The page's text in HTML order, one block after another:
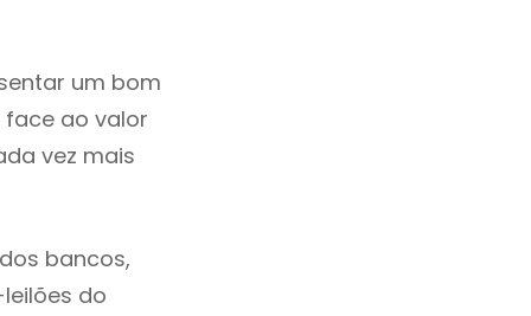
um bom
ao valor
vez mais
bancos,
do